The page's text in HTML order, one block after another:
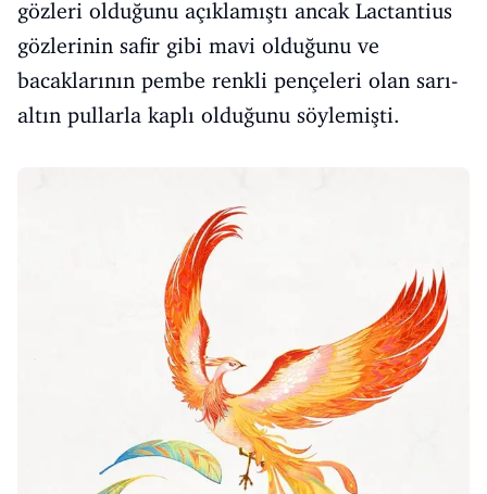
gözleri olduğunu açıklamıştı ancak Lactantius
gözlerinin safir gibi mavi olduğunu ve
bacaklarının pembe renkli pençeleri olan sarı-
altın pullarla kaplı olduğunu söylemişti.